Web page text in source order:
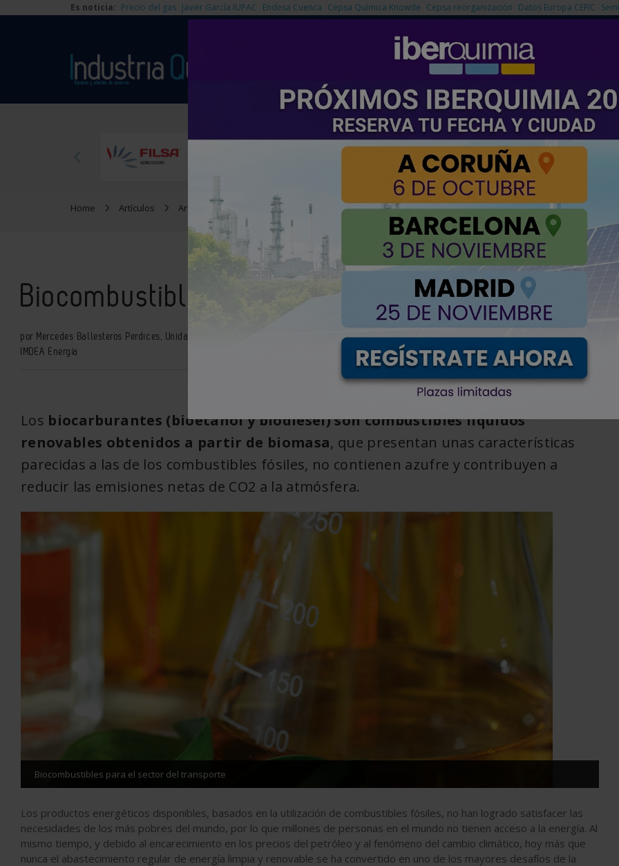
Es noticia: Precio del gas Javier García IUPAC Endesa Cuenca Cepsa Química Knowde Cepsa reorganización Datos Europa CEFIC
NOTICIAS PRODUCTOS
EMPRESAS PREMIUM
Home Artículos Artículos técnicos Biocombustibles para el sector del transporte
Biocombustibles para el sector del transporte
por Mercedes Ballesteros Perdices, Unidad Mixta de Procesos Biotecnológicos, CIEMAT-
IMDEA Energía
16 de junio,
2015
Artículos
técnicos
Los biocarburantes (bioetanol y biodiésel) son combustibles líquidos
renovables obtenidos a partir de biomasa, que presentan unas características
parecidas a las de los combustibles fósiles, no contienen azufre y contribuyen a
reducir las emisiones netas de CO2 a la atmósfera.
Biocombustibles para el sector del transporte
Los productos energéticos disponibles, basados en la utilización de combustibles fósiles, no han logrado satisfacer las
necesidades de los más pobres del mundo, por lo que millones de personas en el mundo no tienen acceso a la energía. Al
mismo tiempo, y debido al encarecimiento en los precios del petróleo y al fenómeno del cambio climático, hoy más que
nunca el abastecimiento regular de energía limpia y renovable se ha convertido en uno de los mayores desafíos de la